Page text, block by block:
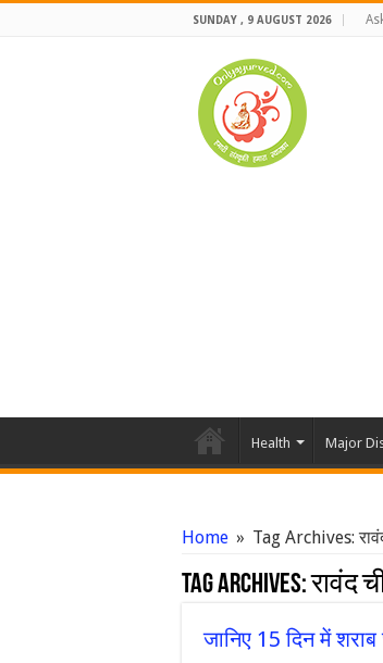
SUNDAY , 9 AUGUST 2026
Health Major
Home » Tag Archives:
Tag Archives:रावंद
जानिए 15 दिन में शराब